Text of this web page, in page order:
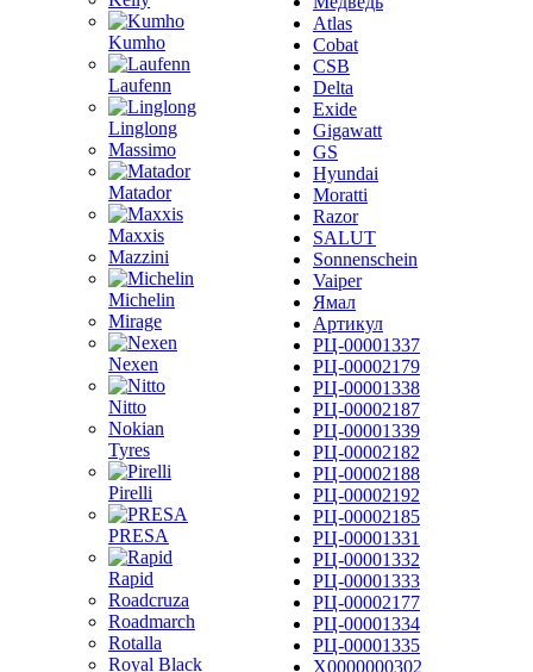
Kumho
Laufenn
Linglong
Massimo
Matador
Maxxis
Mazzini
Michelin
Mirage
Nexen
Nitto
Nokian
Tyres
Pirelli
PRESA
Rapid
Roadcruza
Roadmarch
Rotalla
Royal Black
Atlas
Cobat
CSB
Delta
Exide
Gigawatt
GS
Hyundai
Moratti
Razor
SALUT
Sonnenschein
Vaiper
Ямал
Артикул
РЦ-00001337
РЦ-00002179
РЦ-00001338
РЦ-00002187
РЦ-00001339
РЦ-00002182
РЦ-00002188
РЦ-00002192
РЦ-00002185
РЦ-00001331
РЦ-00001332
РЦ-00001333
РЦ-00002177
РЦ-00001334
РЦ-00001335
Х0000000302